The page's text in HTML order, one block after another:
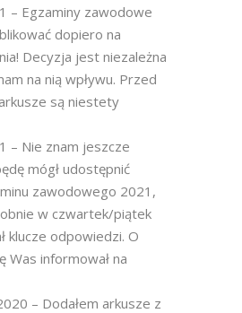
– Egzaminy zawodowe
dopiero na
Decyzja jest niezależna
na nią wpływu. Przed
są niestety
– Nie znam jeszcze
mógł udostępnić
zawodowego 2021,
w czwartek/piątek
klucze odpowiedzi. O
Was informował na
– Dodałem arkusze z